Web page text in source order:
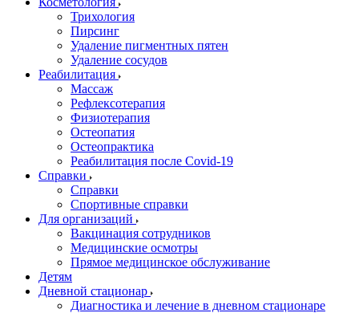
Трихология
Пирсинг
Удаление пигментных пятен
Удаление сосудов
Реабилитация
Массаж
Рефлексотерапия
Физиотерапия
Остеопатия
Остеопрактика
Реабилитация после Covid-19
Справки
Справки
Спортивные справки
Для организаций
Вакцинация сотрудников
Медицинские осмотры
Прямое медицинское обслуживание
Детям
Дневной стационар
Диагностика и лечение в дневном стационаре